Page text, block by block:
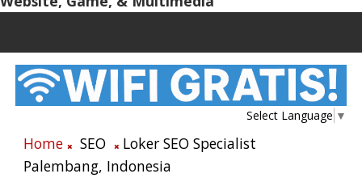
Select Language ▼
Home SEO
Loker SEO Specialist
Palembang, Indonesia